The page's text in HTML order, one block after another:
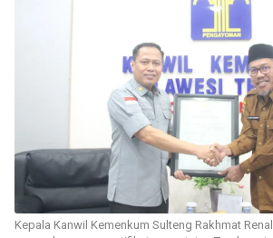
Kepala Kanwil Kemenkum Sulteng Rakhmat